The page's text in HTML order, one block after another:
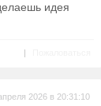
идея
|
2026 в 20:31:10